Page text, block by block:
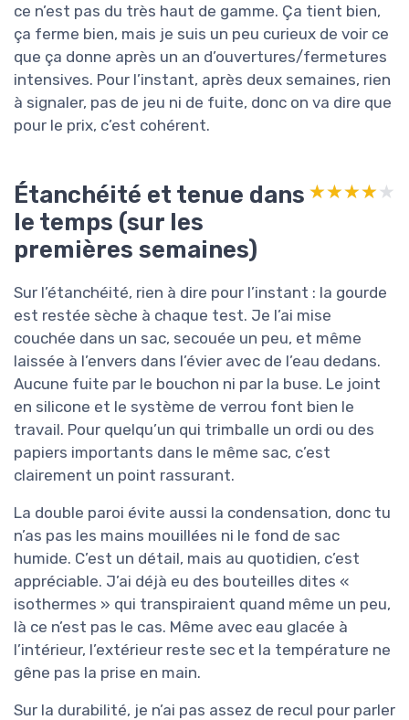
ce n’est pas du très haut de gamme. Ça tient bien,
ça ferme bien, mais je suis un peu curieux de voir ce
que ça donne après un an d’ouvertures/fermetures
intensives. Pour l’instant, après deux semaines, rien
à signaler, pas de jeu ni de fuite, donc on va dire que
pour le prix, c’est cohérent.
Étanchéité et tenue dans
le temps (sur les
premières semaines)
★★★★★
★★★★★
Sur l’étanchéité, rien à dire pour l’instant : la gourde
est restée sèche à chaque test. Je l’ai mise
couchée dans un sac, secouée un peu, et même
laissée à l’envers dans l’évier avec de l’eau dedans.
Aucune fuite par le bouchon ni par la buse. Le joint
en silicone et le système de verrou font bien le
travail. Pour quelqu’un qui trimballe un ordi ou des
papiers importants dans le même sac, c’est
clairement un point rassurant.
La double paroi évite aussi la condensation, donc tu
n’as pas les mains mouillées ni le fond de sac
humide. C’est un détail, mais au quotidien, c’est
appréciable. J’ai déjà eu des bouteilles dites «
isothermes » qui transpiraient quand même un peu,
là ce n’est pas le cas. Même avec eau glacée à
l’intérieur, l’extérieur reste sec et la température ne
gêne pas la prise en main.
Sur la durabilité, je n’ai pas assez de recul pour parler